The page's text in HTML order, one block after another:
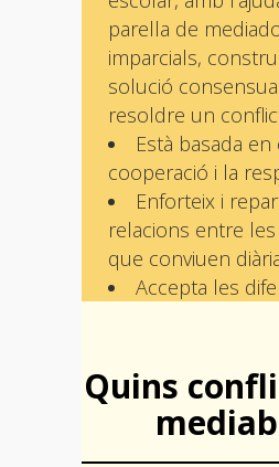
parella de
imparcials,
solució
resoldre un
Està basada en
cooperació i la
Enforteix i
relacions entre
que conviuen
Accepta les
Quins